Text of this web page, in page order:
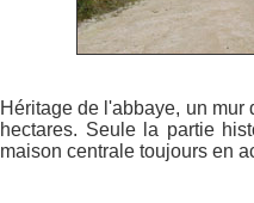
Héritage de l'abbaye, un
hectares. Seule la partie
maison centrale toujours en